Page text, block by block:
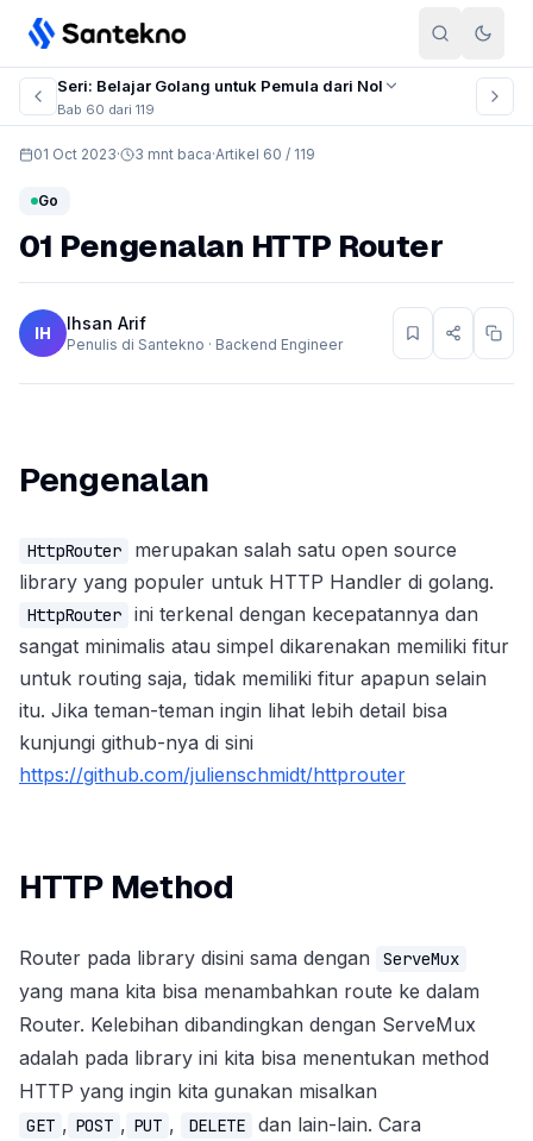
Skip to content
Seri: Belajar Golang untuk Pemula dari Nol
Bab 60 dari 119
01 Oct 2023· 3 mnt baca·Artikel 60 / 119
Go
01 Pengenalan HTTP Router
IH Ihsan Arif
Penulis di Santekno · Backend Engineer
Pengenalan
HttpRouter
merupakan salah satu open source
library yang populer untuk HTTP Handler di golang.
HttpRouter
ini terkenal dengan kecepatannya dan
sangat minimalis atau simpel dikarenakan memiliki fitur
untuk routing saja, tidak memiliki fitur apapun selain
itu. Jika teman-teman ingin lihat lebih detail bisa
kunjungi github-nya di sini
https://github.com/julienschmidt/httprouter
HTTP Method
Router pada library disini sama dengan ServeMux
yang mana kita bisa menambahkan route ke dalam
Router. Kelebihan dibandingkan dengan ServeMux
adalah pada library ini kita bisa menentukan method
HTTP yang ingin kita gunakan misalkan
GET , POST , PUT , DELETE
dan lain-lain. Cara